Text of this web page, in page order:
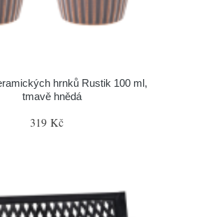
hrnků Rustik 100 ml,
tmavě hnědá
319 Kč